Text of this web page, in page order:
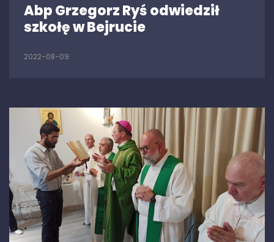
Abp Grzegorz Ryś odwiedził
szkołę w Bejrucie
2022-08-09